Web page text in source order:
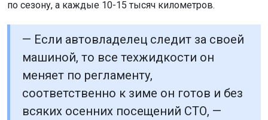
по сезону, а каждые 10-15 тысяч километров.
— Если автовладелец следит за своей
машиной, то все техжидкости он
меняет по регламенту,
соответственно к зиме он готов и без
всяких осенних посещений СТО, —